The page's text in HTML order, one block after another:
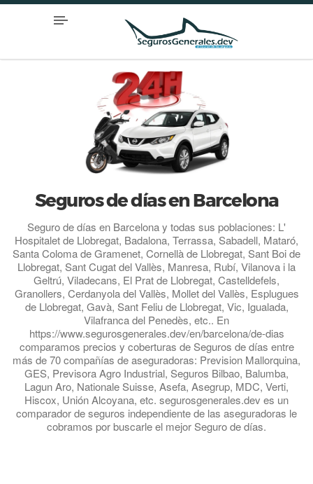
Seguros de días en Barcelona
Seguro de días en Barcelona y todas sus poblaciones: L'
Hospitalet de Llobregat, Badalona, Terrassa, Sabadell, Mataró,
Santa Coloma de Gramenet, Cornellà de Llobregat, Sant Boi de
Llobregat, Sant Cugat del Vallès, Manresa, Rubí, Vilanova i la
Geltrú, Viladecans, El Prat de Llobregat, Castelldefels,
Granollers, Cerdanyola del Vallès, Mollet del Vallès, Esplugues
de Llobregat, Gavà, Sant Feliu de Llobregat, Vic, Igualada,
Vilafranca del Penedès, etc.. En
https://www.segurosgenerales.dev/en/barcelona/de-dias
comparamos precios y coberturas de Seguros de días entre
más de 70 compañías de aseguradoras: Prevision Mallorquina,
GES, Previsora Agro Industrial, Seguros Bilbao, Balumba,
Lagun Aro, Nationale Suisse, Asefa, Asegrup, MDC, Verti,
Hiscox, Unión Alcoyana, etc. segurosgenerales.dev es un
comparador de seguros independiente de las aseguradoras le
cobramos por buscarle el mejor Seguro de días.